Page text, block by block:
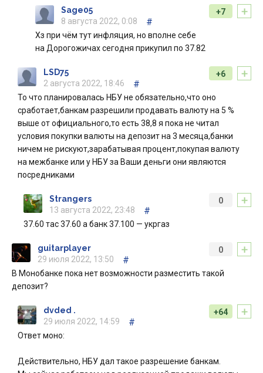
+
+7
Sage05
8 августа 2022, 0:08
#
Хз при чём тут инфляция, но вполне себе
на Дорогожичах сегодня прикупил по 37.82
+
+6
LSD75
2 августа 2022, 18:46
#
То что планировалась НБУ не обязательно,что оно
сработает,банкам разрешили продавать валюту на 5 %
выше от официального,то есть 38,8 я пока не читал
условия покупки валюты на депозит на 3 месяца,банки
ничем не рискуют,зарабатывая процент,покупая валюту
на межбанке или у НБУ за Ваши деньги они являются
посредниками
+
0
Strangers
13 августа 2022, 23:48
#
37.60 тас 37.60 а банк 37.100 — укргаз
+
0
guitarplayer
29 июля 2022, 13:50
#
В Монобанке пока нет возможности разместить такой
депозит?
+
+64
dvded .
29 июля 2022, 14:59
#
Ответ моно:
Действительно, НБУ дал такое разрешение банкам.